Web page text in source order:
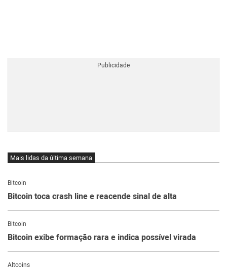
Mais lidas da última semana
Bitcoin
Bitcoin toca crash line e reacende sinal de alta
Bitcoin
Bitcoin exibe formação rara e indica possível virada
Altcoins